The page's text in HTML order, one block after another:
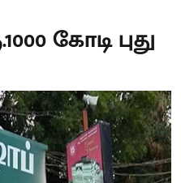
கோடி புது